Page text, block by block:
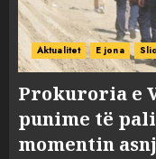
Aktualitet E jona
Prokuroria e
punime të
momentin